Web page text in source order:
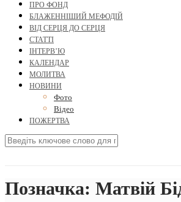
ПРО ФОНД
БЛАЖЕННІШИЙ МЕФОДІЙ
ВІД СЕРЦЯ ДО СЕРЦЯ
СТАТТІ
ІНТЕРВ’Ю
КАЛЕНДАР
МОЛИТВА
НОВИНИ
Фото
Відео
ПОЖЕРТВА
Позначка: Матвій